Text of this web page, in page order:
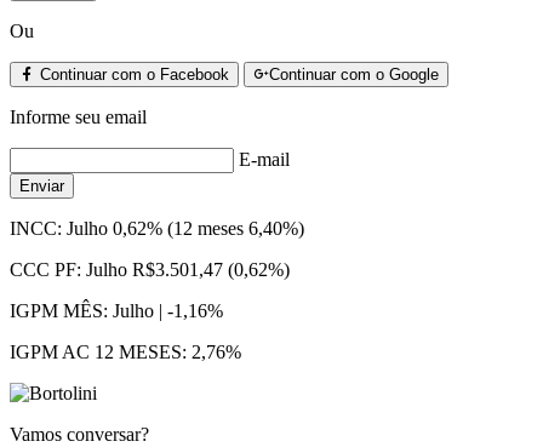
Ou
Continuar com o Facebook Continuar com o Google
Informe seu email
E-mail
Enviar
INCC: Julho 0,62% (12 meses 6,40%)
CCC PF: Julho R$3.501,47 (0,62%)
IGPM MÊS: Julho | -1,16%
IGPM AC 12 MESES: 2,76%
Vamos conversar?